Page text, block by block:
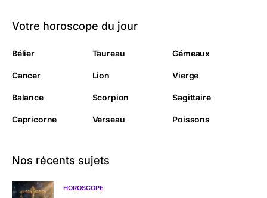
Votre horoscope du jour
Bélier Taureau Gémeaux
Cancer Lion Vierge
Balance Scorpion Sagittaire
Capricorne Verseau Poissons
Nos récents sujets
HOROSCOPE